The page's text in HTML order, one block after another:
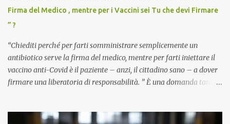
Firma del Medico , mentre per i Vaccini sei Tu che devi Firmare
” ?
“Chiediti perché per farti somministrare semplicemente un
antibiotico serve la firma del medico, mentre per farti iniettare il
vaccino anti-Covid è il paziente – anzi, il cittadino sano – a dover
firmare una liberatoria di responsabilità. ” È una domanda tanto
pandemia. Un interrogativo che dovrebbe scuotere chiunque abbia